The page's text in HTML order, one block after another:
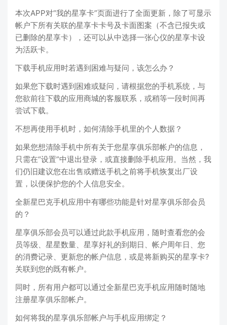
本次APP对“我的星享卡”页面进行了全面更新，除了可显示
帐户下所有关联的星享卡卡号及卡面图案（不含已报失或
已删除的星享卡），还可以从中选择一张心仪的星享卡设
为活跃卡。
下载手机应用时若遇到困难与疑问，该怎么办？
如果您下载时遇到困难或疑问，请根据您的手机系统，与
您欲前往下载的应用商城的客服联系，或稍等一段时间再
尝试下载。
不想再使用手机时，如何清除手机里的个人数据？
如果您想清除手机中所有关于您星享俱乐部帐户的信息，
只需在“设置”中退出登录，或直接删除手机应用。当然，我
们仍旧建议您在出售或赠送手机之前将手机恢复出厂设
置，以便保护您的个人信息安全。
全新星巴克手机应用中有哪些功能是针对星享俱乐部会员
的？
星享俱乐部会员可以通过此款手机应用，随时查看您的会
员等级、星星数量、星享好礼的到期日、帐户周年日、您
的消费记录、更新您的帐户信息，或是将新购买的星享卡?
关联到您的既有帐户。
同时，所有用户都可以通过全新星巴克手机应用随时随地
注册星享俱乐部帐户。
如何将我的星享俱乐部帐户与手机应用绑定？